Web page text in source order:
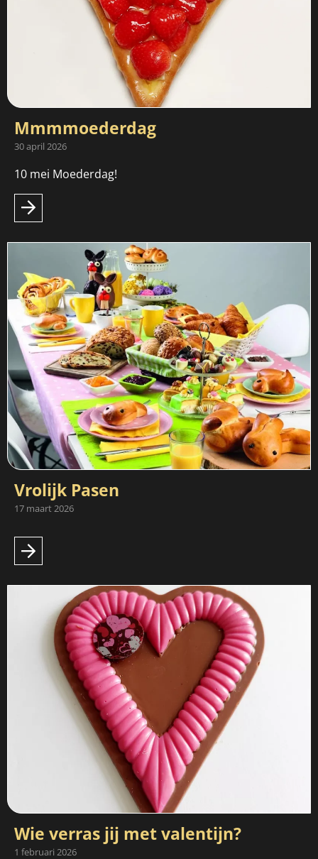
Mmmmoederdag
30 april 2026
10 mei Moederdag!
Vrolijk Pasen
17 maart 2026
Wie verras jij met valentijn?
1 februari 2026